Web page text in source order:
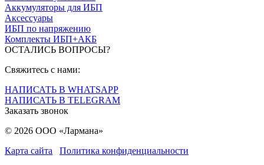
Аккумуляторы для ИБП
Аксессуары
ИБП по напряжению
Комплекты ИБП+АКБ
ОСТАЛИСЬ ВОПРОСЫ?
Свяжитесь с нами:
НАПИСАТЬ В WHATSAPP
НАПИСАТЬ В TELEGRAM
Заказать звонок
© 2026 ООО «Лармана»
Карта сайта
Политика конфиденциальности